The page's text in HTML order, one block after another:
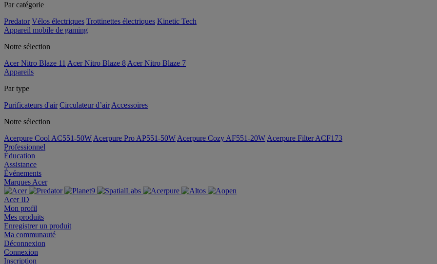
Par catégorie
Predator Vélos électriques Trottinettes électriques Kinetic Tech
Appareil mobile de gaming
Notre sélection
Acer Nitro Blaze 11 Acer Nitro Blaze 8 Acer Nitro Blaze 7
Appareils
Par type
Purificateurs d'air Circulateur d’air Accessoires
Notre sélection
Acerpure Cool AC551-50W Acerpure Pro AP551-50W Acerpure Cozy AF551-20W Acerpure Filter ACF173
Professionnel
Éducation
Assistance
Événements
Marques Acer
Acer ID
Mon profil
Mes produits
Enregistrer un produit
Ma communauté
Déconnexion
Connexion
Inscription